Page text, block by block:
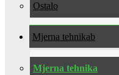
Ostalo
Mjerna tehnika
Mjerna tehnika